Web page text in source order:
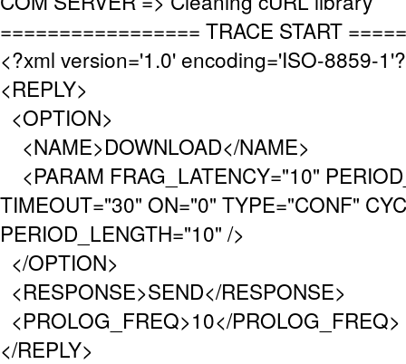
================= TRACE START
<?xml version='1.0' encoding='ISO-8859-
<REPLY>
<OPTION>
<NAME>DOWNLOAD</NAME>
<PARAM FRAG_LATENCY="10"
TIMEOUT="30" ON="0" TYPE="CONF"
PERIOD_LENGTH="10" />
</OPTION>
<RESPONSE>SEND</RESPONSE>
<PROLOG_FREQ>10</PROLOG_FREQ>
</REPLY>